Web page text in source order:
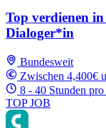
Top verdienen
Dialoger*in
Bundesweit
Zwischen 4,400€
8 - 40 Stunden
TOP JOB